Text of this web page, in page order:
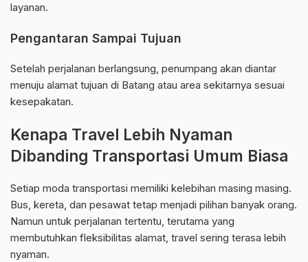
layanan.
Pengantaran Sampai Tujuan
Setelah perjalanan berlangsung, penumpang akan diantar
menuju alamat tujuan di Batang atau area sekitarnya sesuai
kesepakatan.
Kenapa Travel Lebih Nyaman
Dibanding Transportasi Umum Biasa
Setiap moda transportasi memiliki kelebihan masing masing.
Bus, kereta, dan pesawat tetap menjadi pilihan banyak orang.
Namun untuk perjalanan tertentu, terutama yang
membutuhkan fleksibilitas alamat, travel sering terasa lebih
nyaman.